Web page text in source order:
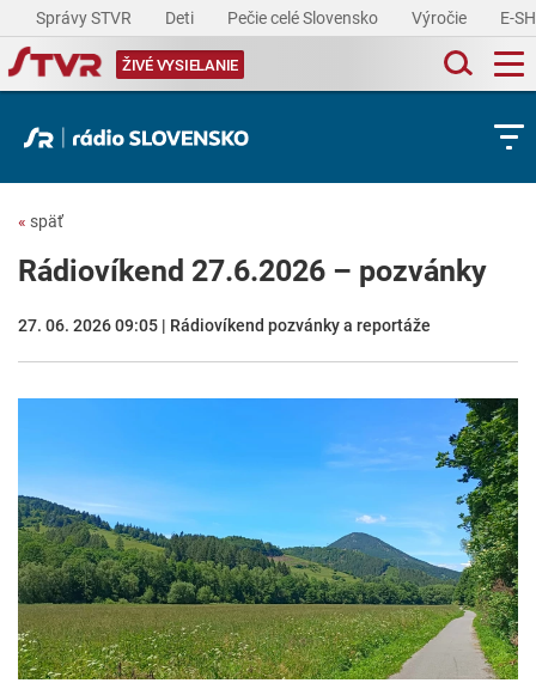
Správy STVR Deti Pečie celé Slovensko Výročie E-
ŽIVÉ VYSIELANIE
« späť
Rádiovíkend 27.6.2026 – pozvánky
27. 06. 2026 09:05 | Rádiovíkend pozvánky a reportáže